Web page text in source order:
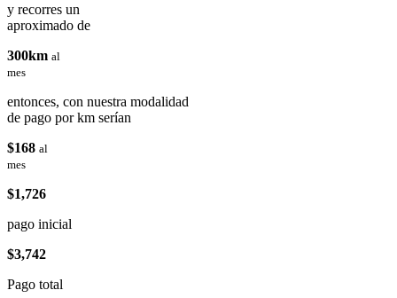
y recorres un
aproximado de
300km al
mes
entonces, con nuestra modalidad
de pago por km serían
$168 al
mes
$1,726
pago inicial
$3,742
Pago total